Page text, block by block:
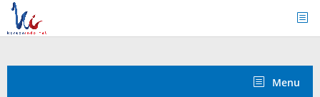
Skip
content
Menu